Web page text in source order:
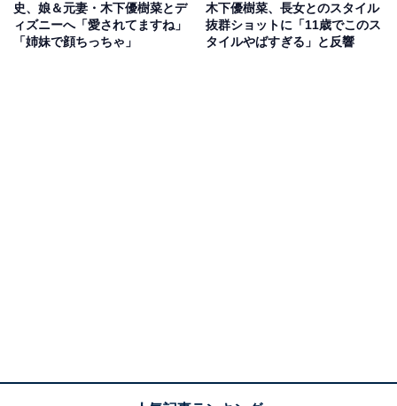
史、娘＆元妻・木下優樹菜とデ
ィズニーへ「愛されてますね」
「姉妹で顔ちっちゃ」
木下優樹菜、長女とのスタイル
抜群ショットに「11歳でこのス
タイルやばすぎる」と反響